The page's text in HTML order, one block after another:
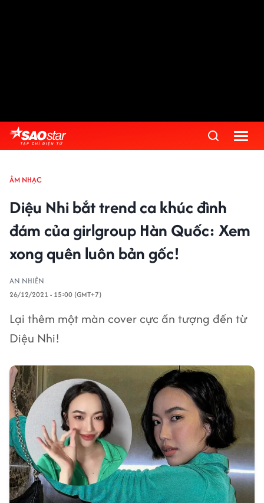
ÂM NHẠC
Diệu Nhi bắt trend ca khúc đình
đám của girlgroup Hàn Quốc: Xem
xong quên luôn bản gốc!
AN NHIÊN
26/12/2021 - 15:00 (GMT+7)
Lại thêm một màn cover cực ấn tượng đến từ
Diệu Nhi!